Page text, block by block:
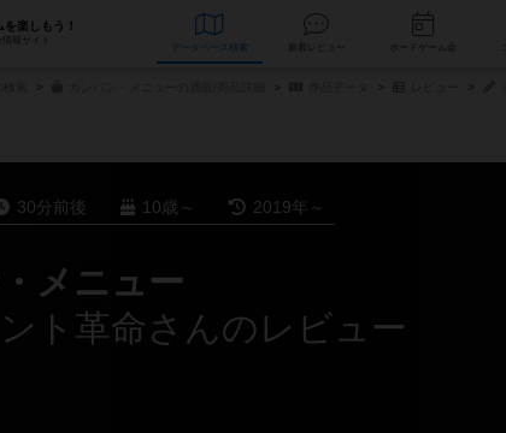
楽しもう！
報サイト
データベース
30分前後 10歳～ 2019年～
メニュー
ト革命さんのレビュー